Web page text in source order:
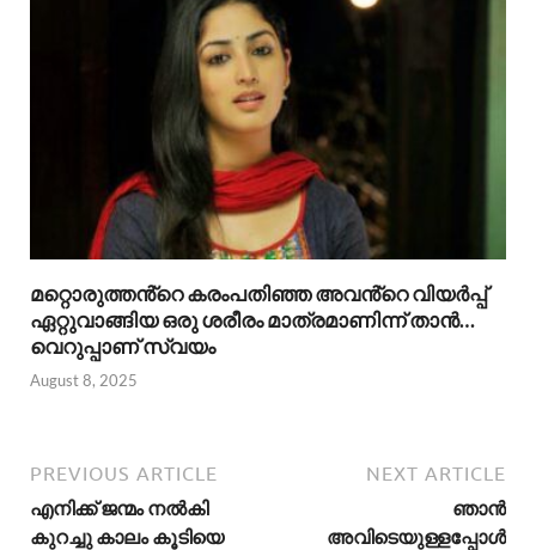
മറ്റൊരുത്തൻ്റെ കരംപതിഞ്ഞ അവൻ്റെ വിയർപ്പ്
ഏറ്റുവാങ്ങിയ ഒരു ശരീരം മാത്രമാണിന്ന് താൻ…
വെറുപ്പാണ് സ്വയം
August 8, 2025
PREVIOUS ARTICLE
എനിക്ക് ജന്മം നൽകി
കുറച്ചു കാലം കൂടിയെ
NEXT ARTICLE
ഞാൻ
അവിടെയുള്ളപ്പോൾ